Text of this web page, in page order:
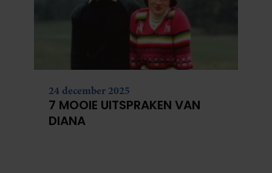
24 december 2025
7 MOOIE UITSPRAKEN VAN
DIANA